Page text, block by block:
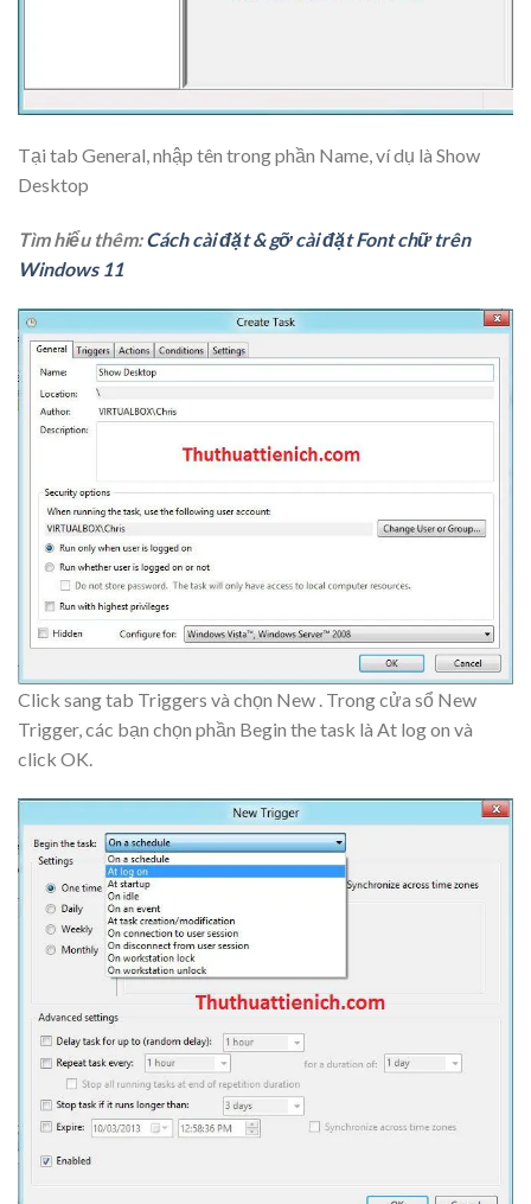
Tại tab General, nhập tên trong phần Name, ví dụ là Show
Desktop
Tìm hiểu thêm:Cách cài đặt & gỡ cài đặt Font chữ trên
Windows 11
Click sang tab Triggers và chọn New . Trong cửa sổ New
Trigger, các bạn chọn phần Begin the task là At log on và
click OK.